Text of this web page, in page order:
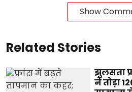
Show
Related Stories
झुलसता
ने तोड़ा